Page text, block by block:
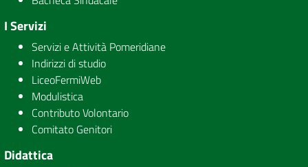
I Servizi
Servizi e Attività Pomeridiane
Indirizzi di studio
LiceoFermiWeb
Modulistica
Contributo Volontario
Comitato Genitori
Didattica